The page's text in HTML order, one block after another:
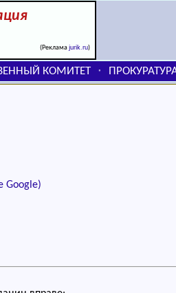
(Рекламаjurik.ru)
КОМИТЕТ ⬞
Google)